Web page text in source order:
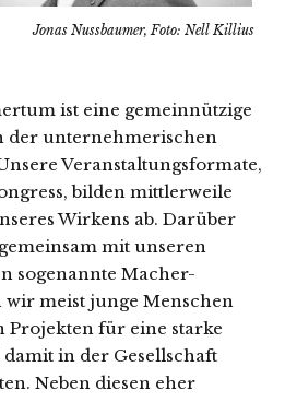
Jonas Nussbaumer, Foto: Nell Killius
ist eine gemeinnützige
der unternehmerischen
Veranstaltungsformate,
bilden mittlerweile
Wirkens ab. Darüber
mit unseren
sogenannte Macher-
meist junge Menschen
für eine starke
in der Gesellschaft
Neben diesen eher